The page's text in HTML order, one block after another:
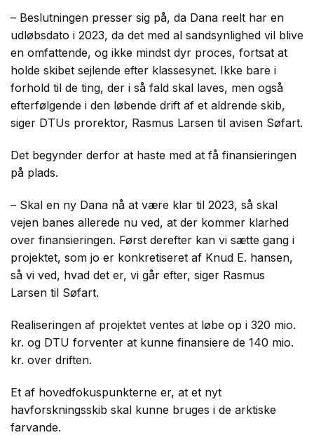
– Beslutningen presser sig på, da Dana reelt har en
udløbsdato i 2023, da det med al sandsynlighed vil blive
en omfattende, og ikke mindst dyr proces, fortsat at
holde skibet sejlende efter klassesynet. Ikke bare i
forhold til de ting, der i så fald skal laves, men også
efterfølgende i den løbende drift af et aldrende skib,
siger DTUs prorektor, Rasmus Larsen til avisen Søfart.
Det begynder derfor at haste med at få finansieringen
på plads.
– Skal en ny Dana nå at være klar til 2023, så skal
vejen banes allerede nu ved, at der kommer klarhed
over finansieringen. Først derefter kan vi sætte gang i
projektet, som jo er konkretiseret af Knud E. hansen,
så vi ved, hvad det er, vi går efter, siger Rasmus
Larsen til Søfart.
Realiseringen af projektet ventes at løbe op i 320 mio.
kr. og DTU forventer at kunne finansiere de 140 mio.
kr. over driften.
Et af hovedfokuspunkterne er, at et nyt
havforskningsskib skal kunne bruges i de arktiske
farvande.